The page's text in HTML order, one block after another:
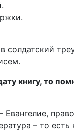
солдатский
книгу, то
– то